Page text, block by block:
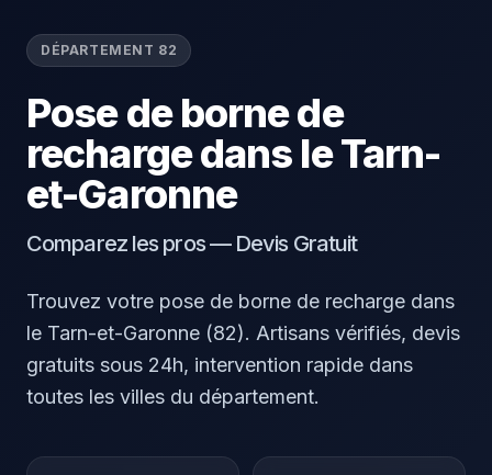
DÉPARTEMENT 82
Pose de borne de
recharge dans le Tarn-
et-Garonne
Comparez les pros — Devis Gratuit
Trouvez votre pose de borne de recharge dans
le Tarn-et-Garonne (82). Artisans vérifiés, devis
gratuits sous 24h, intervention rapide dans
toutes les villes du département.